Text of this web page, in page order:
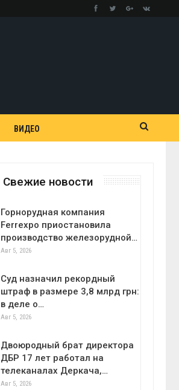
ВИДЕО
Свежие новости
Горнорудная компания
Ferrexpo приостановила
производство железорудной…
Авг 5, 2026
Суд назначил рекордный
штраф в размере 3,8 млрд грн:
в деле о…
Авг 5, 2026
Двоюродный брат директора
ДБР 17 лет работал на
телеканалах Деркача,…
Авг 5, 2026